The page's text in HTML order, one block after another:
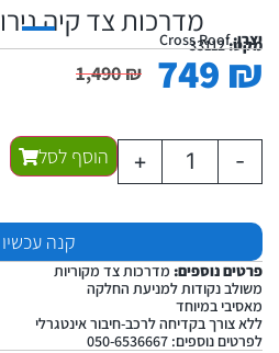
מדרכות צד קיה נירו 2017-2023
יצרן:Cross Roofמקט:33112
1,490₪ 749 ₪
-
+ הוסף לסל
קנה עכשיו
פרטים נוספים: מדרכות צד מקוריות
משולב נקודות למניעת החלקה
מאסיבי במיוחד
ללא צורך בקדיחה לרכב-חיבור אינטגרלי
לפרטים נוספים: 050-6536667